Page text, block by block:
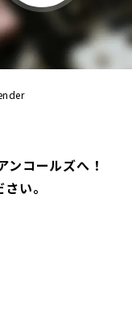
コールズへ！
い。